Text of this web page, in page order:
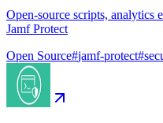
Open-source scripts, analytics
Jamf Protect
Open Source#jamf-protect#